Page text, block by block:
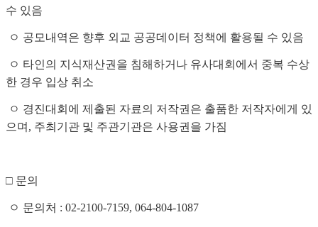
수 있음
ㅇ 공모내역은 향후 외교 공공데이터 정책에 활용될 수 있음
ㅇ 타인의 지식재산권을 침해하거나 유사대회에서 중복 수상
한 경우 입상 취소
ㅇ 경진대회에 제출된 자료의 저작권은 출품한 저작자에게 있
으며, 주최기관 및 주관기관은 사용권을 가짐
□ 문의
ㅇ 문의처 : 02-2100-7159, 064-804-1087